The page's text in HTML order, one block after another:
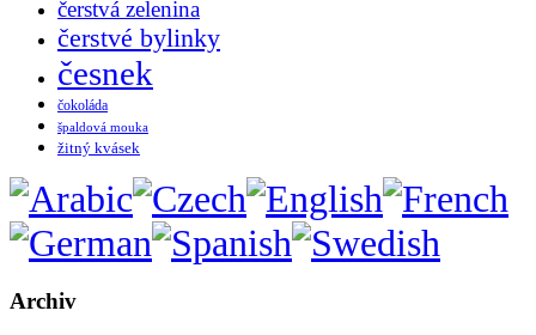
čerstvá zelenina
čerstvé bylinky
česnek
čokoláda
špaldová mouka
žitný kvásek
Archiv